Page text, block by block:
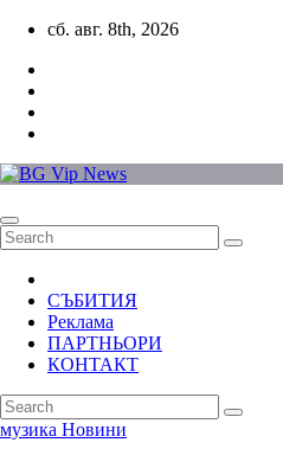
Skip
content
сб. авг. 8th, 2026
СЪБИТИЯ
Реклама
ПАРТНЬОРИ
КОНТАКТ
музика Новини